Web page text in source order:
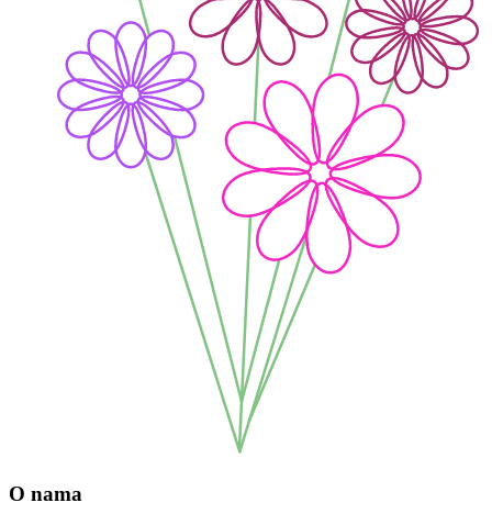
O nama